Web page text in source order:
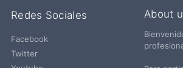
Redes Sociales
Facebook
Twitter
About